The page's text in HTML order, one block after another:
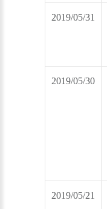
2019/05/31
2019/05/30
2019/05/21